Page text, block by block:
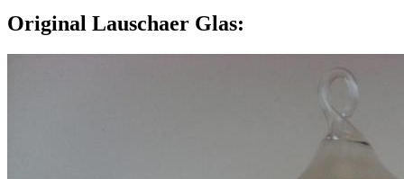
Original Lauschaer Glas: